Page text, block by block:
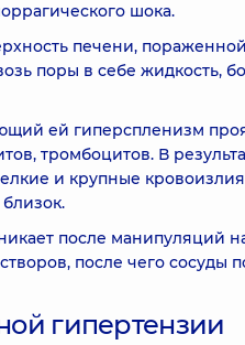
шока.
печени,
поры в себе жидкость,
ей гиперспленизм
тромбоцитов. В
и крупные
после манипуляций
после чего сосуды
гипертензии